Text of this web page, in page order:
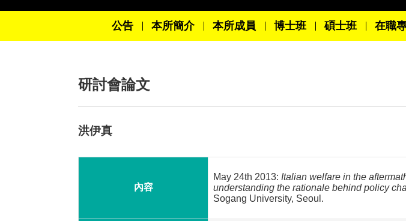
公告 本所簡介 本所成員 博士班 碩士班 在職
研討會論文
洪伊真
內容
May 24th 2013: Italian welfare in the
understanding the rationale behind policy
Sogang University, Seoul.